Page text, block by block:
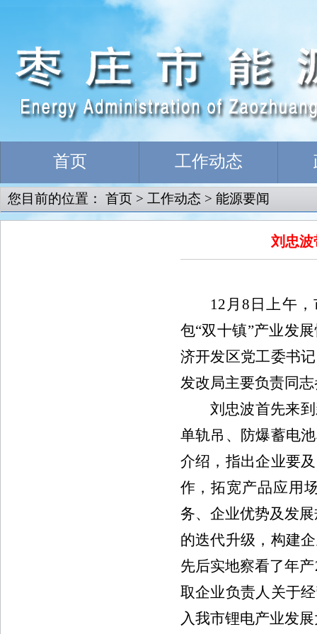
首页 工作动态
您目前的位置： 首页 > 工作动态 > 能源要闻
刘忠波
12 月8 日上午
包“双十镇”产业发
济开发区党工委书
发改局主要负责同
刘忠波首先来
单轨吊、防爆蓄电
介绍，指出企业要
作，拓宽产品应用
务、企业优势及发
的迭代升级，构建
先后实地察看了年产
取企业负责人关于
入我市锂电产业发